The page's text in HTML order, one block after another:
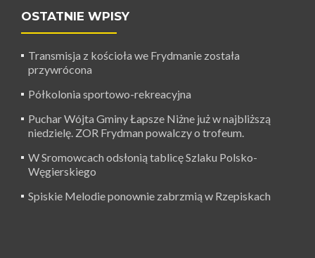
OSTATNIE WPISY
Transmisja z kościoła we Frydmanie została
przywrócona
Półkolonia sportowo-rekreacyjna
Puchar Wójta Gminy Łapsze Niżne już w najbliższą
niedzielę. ZOR Frydman powalczy o trofeum.
W Sromowcach odsłonią tablicę Szlaku Polsko-
Węgierskiego
Spiskie Melodie ponownie zabrzmią w Rzepiskach